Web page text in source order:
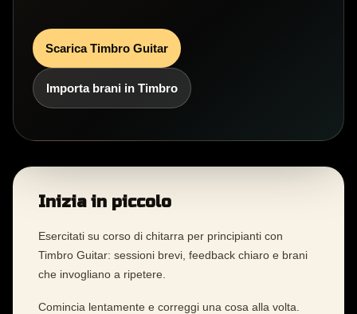
Scarica Timbro Guitar
Importa brani in Timbro
Inizia in piccolo
Esercitati su corso di chitarra per principianti con
Timbro Guitar: sessioni brevi, feedback chiaro e brani
che invogliano a ripetere.
Comincia lentamente e correggi una cosa alla volta.